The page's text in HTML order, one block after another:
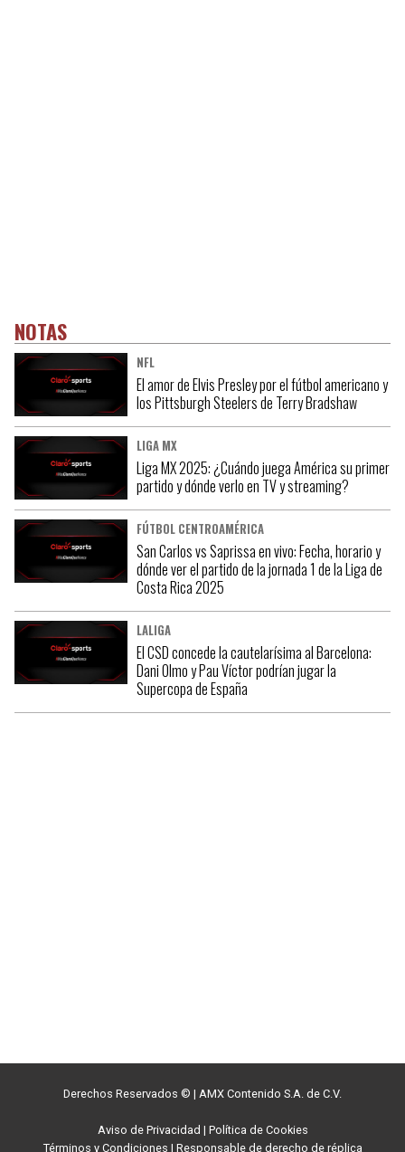
NOTAS
NFL
El amor de Elvis Presley por el fútbol americano y
los Pittsburgh Steelers de Terry Bradshaw
LIGA MX
Liga MX 2025: ¿Cuándo juega América su primer
partido y dónde verlo en TV y streaming?
FÚTBOL CENTROAMÉRICA
San Carlos vs Saprissa en vivo: Fecha, horario y
dónde ver el partido de la jornada 1 de la Liga de
Costa Rica 2025
LALIGA
El CSD concede la cautelarísima al Barcelona:
Dani Olmo y Pau Víctor podrían jugar la
Supercopa de España
Derechos Reservados © | AMX Contenido S.A. de C.V.
Aviso de Privacidad | Política de Cookies
Términos y Condiciones | Responsable de derecho de réplica